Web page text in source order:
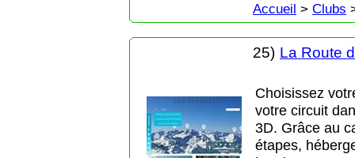
Accueil > Clubs
25) La Route
Choisissez
votre circuit
3D. Grâce au
étapes,